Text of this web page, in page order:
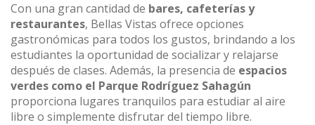
Con una gran cantidad de bares, cafeterías y
restaurantes, Bellas Vistas ofrece opciones
gastronómicas para todos los gustos, brindando a los
estudiantes la oportunidad de socializar y relajarse
después de clases. Además, la presencia de espacios
verdes como el Parque Rodríguez Sahagún
proporciona lugares tranquilos para estudiar al aire
libre o simplemente disfrutar del tiempo libre.